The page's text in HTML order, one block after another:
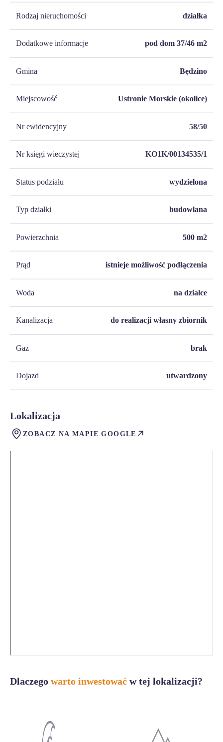
Rodzaj nieruchomości działka
Dodatkowe informacje pod dom 37/46 m2
Gmina Będzino
Miejscowość Ustronie Morskie (okolice)
Nr ewidencyjny 58/50
Nr księgi wieczystej KO1K/00134535/1
Status podziału wydzielona
Typ działki budowlana
Powierzchnia 500 m2
Prąd istnieje możliwość podłączenia
Woda na działce
Kanalizacja do realizacji własny zbiornik
Gaz brak
Dojazd utwardzony
Lokalizacja
ZOBACZ NA MAPIE GOOGLE
Dlaczego warto inwestować w tej lokalizacji?